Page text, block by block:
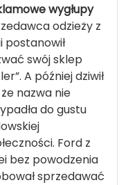
wygłupy
odzieży z
postanowił
swój sklep
A później dziwił
że nazwa nie
do gustu
Ford z
bez powodzenia
sprzedawać